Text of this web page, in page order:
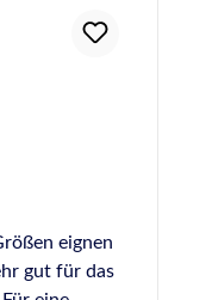
eignen
gut für das